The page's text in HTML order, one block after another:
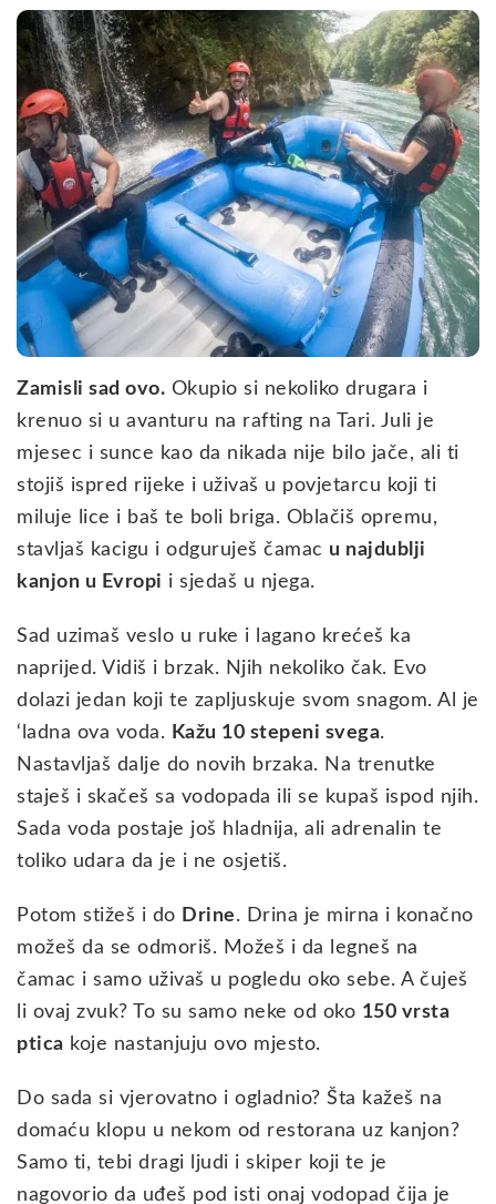
Zamisli sad ovo. Okupio si nekoliko drugara i
krenuo si u avanturu na rafting na Tari. Juli je
mjesec i sunce kao da nikada nije bilo jače, ali ti
stojiš ispred rijeke i uživaš u povjetarcu koji ti
miluje lice i baš te boli briga. Oblačiš opremu,
stavljaš kacigu i odguruješ čamac u najdublji
kanjon u Evropi i sjedaš u njega.
Sad uzimaš veslo u ruke i lagano krećeš ka
naprijed. Vidiš i brzak. Njih nekoliko čak. Evo
dolazi jedan koji te zapljuskuje svom snagom. Al je
‘ladna ova voda. Kažu 10 stepeni svega.
Nastavljaš dalje do novih brzaka. Na trenutke
staješ i skačeš sa vodopada ili se kupaš ispod njih.
Sada voda postaje još hladnija, ali adrenalin te
toliko udara da je i ne osjetiš.
Potom stižeš i do Drine. Drina je mirna i konačno
možeš da se odmoriš. Možeš i da legneš na
čamac i samo uživaš u pogledu oko sebe. A čuješ
li ovaj zvuk? To su samo neke od oko 150 vrsta
ptica koje nastanjuju ovo mjesto.
Do sada si vjerovatno i ogladnio? Šta kažeš na
domaću klopu u nekom od restorana uz kanjon?
Samo ti, tebi dragi ljudi i skiper koji te je
nagovorio da uđeš pod isti onaj vodopad čija je